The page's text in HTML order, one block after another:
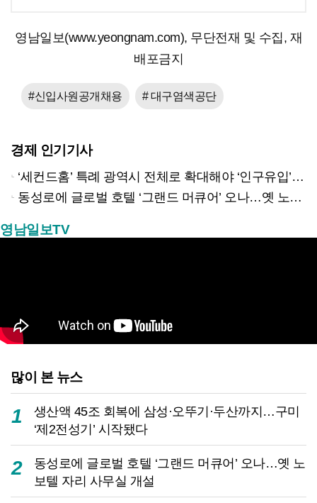
영남일보(www.yeongnam.com), 무단전재 및 수집, 재
배포금지
#신입사원공개채용 # 대구염색공단
경제 인기기사
‘세컨드홈’ 특례 광역시 전체로 확대해야 ‘인구유입’ 가능하다
동성로에 글로벌 호텔 ‘그랜드 머큐어’ 오나…옛 노보텔 자리 사무실 개설
영남일보TV
많이 본 뉴스
1
생산액 45조 회복에 삼성·오뚜기·두산까지…구미
‘제2전성기’ 시작됐다
2
동성로에 글로벌 호텔 ‘그랜드 머큐어’ 오나…옛 노
보텔 자리 사무실 개설